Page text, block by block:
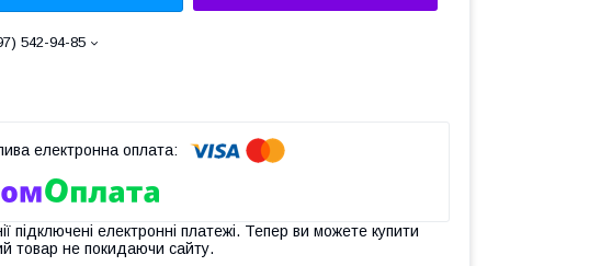
542-94-85
підключені електронні платежі. Тепер ви можете купити
товар не покидаючи сайту.